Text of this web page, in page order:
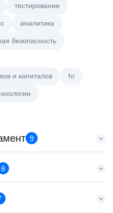
тестирование
аналитика
безопасность
и капиталов hr
9
8